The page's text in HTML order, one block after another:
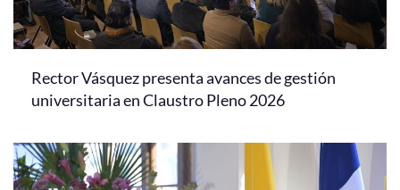
Rector Vásquez presenta avances de gestión
universitaria en Claustro Pleno 2026